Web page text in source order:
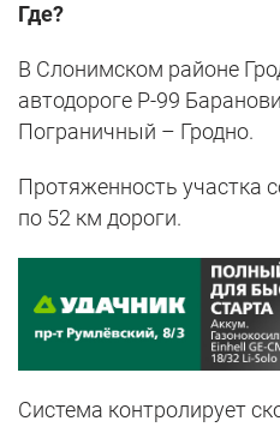
Где?
В Слонимском районе
автодороге Р-99
Пограничный – Гродно.
Протяженность участка
по 52 км дороги.
Система контролирует